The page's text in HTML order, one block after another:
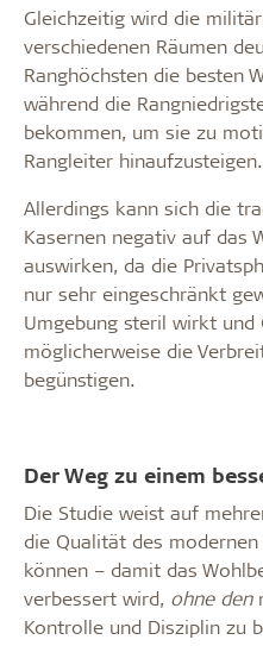
Gleichzeitig wird die
verschiedenen Räumen
Ranghöchsten die besten
während die
bekommen, um sie zu
Rangleiter hinaufzusteigen.
Allerdings kann sich die
Kasernen negativ auf das
auswirken, da die
nur sehr eingeschränkt
Umgebung steril wirkt
möglicherweise die
begünstigen.
Der Weg zu einem
Die Studie weist auf
die Qualität des
können – damit das
verbessert wird, ohne den
Kontrolle und Disziplin zu